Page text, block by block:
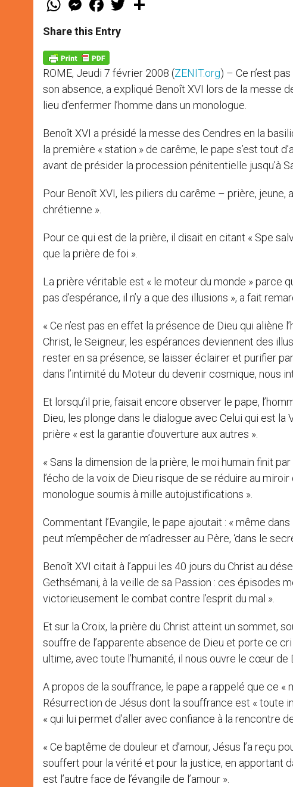
t
s
p
p
e
s
e
g
e
r
a
e
b
k
w
Share this Entry
ROME, Jeudi 7 février 2008 (ZENIT.org) – Ce n’est
son absence, a expliqué Benoît XVI lors de la messe
lieu d’enfermer l’homme dans un monologue.
Benoît XVI a présidé la messe des Cendres en la
la première « station » de carême, le pape s’est tout
avant de présider la procession pénitentielle jusqu’à
Pour Benoît XVI, les piliers du carême – prière, jeune,
chrétienne ».
Pour ce qui est de la prière, il disait en citant « Spe
que la prière de foi ».
La prière véritable est « le moteur du monde » parce
pas d’espérance, il n’y a que des illusions », a fait
« Ce n’est pas en effet la présence de Dieu qui aliène
Christ, le Seigneur, les espérances deviennent des
rester en sa présence, se laisser éclairer et purifier
dans l’intimité du Moteur du devenir cosmique, nous
Et lorsqu’il prie, faisait encore observer le pape,
Dieu, les plonge dans le dialogue avec Celui qui est
prière « est la garantie d’ouverture aux autres ».
« Sans la dimension de la prière, le moi humain finit
l’écho de la voix de Dieu risque de se réduire au
monologue soumis à mille autojustifications ».
Commentant l’Evangile, le pape ajoutait : « même
peut m’empêcher de m’adresser au Père, ‘dans le
Benoît XVI citait à l’appui les 40 jours du Christ au
Gethsémani, à la veille de sa Passion : ces épisodes
victorieusement le combat contre l’esprit du mal ».
Et sur la Croix, la prière du Christ atteint un sommet,
souffre de l’apparente absence de Dieu et porte ce
ultime, avec toute l’humanité, il nous ouvre le cœur de
A propos de la souffrance, le pape a rappelé que ce
Résurrection de Jésus dont la souffrance est « toute
« qui lui permet d’aller avec confiance à la rencontre
« Ce baptême de douleur et d’amour, Jésus l’a reçu
souffert pour la vérité et pour la justice, en apportant
est l’autre face de l’évangile de l’amour ».